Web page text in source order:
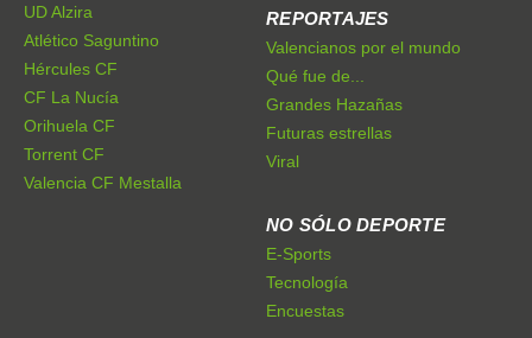
UD Alzira
Atlético Saguntino
Hércules CF
CF La Nucía
Orihuela CF
Torrent CF
Valencia CF Mestalla
REPORTAJES
Valencianos por el mundo
Qué fue de...
Grandes Hazañas
Futuras estrellas
Viral
NO SÓLO DEPORTE
E-Sports
Tecnología
Encuestas